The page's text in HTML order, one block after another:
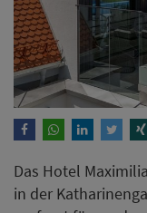
Das Hotel
in der